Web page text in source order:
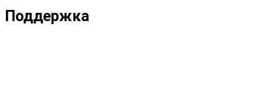
Поддержка